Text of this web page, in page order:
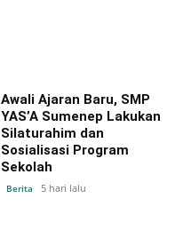
Awali Ajaran Baru, SMP
YAS’A Sumenep Lakukan
Silaturahim dan
Sosialisasi Program
Sekolah
Berita 5 hari lalu